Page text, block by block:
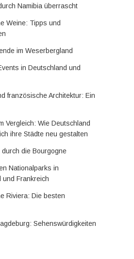
Namibia überrascht
Weine: Tipps und
im Weserbergland
in Deutschland und
französische Architektur: Ein
Vergleich: Wie Deutschland
ihre Städte neu gestalten
durch die Bourgogne
Nationalparks in
und Frankreich
Riviera: Die besten
Sehenswürdigkeiten